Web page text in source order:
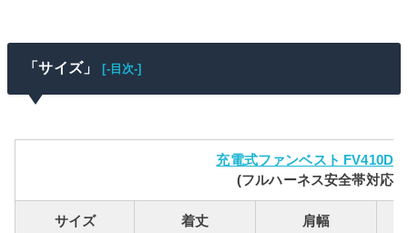
「サイズ」 [-目次-]
充電式ファンベスト FV410DZ
(フルハーネス安全帯対応)
サイズ 着丈 肩幅